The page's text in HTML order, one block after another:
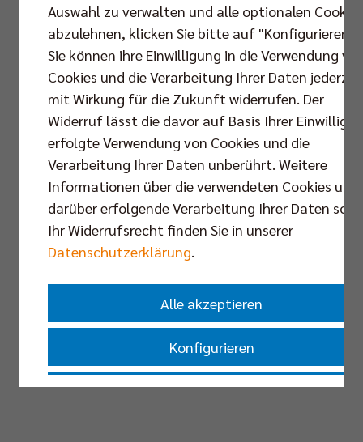
Auswahl zu verwalten und alle optionalen Cookies
abzulehnen, klicken Sie bitte auf "Konfigurieren".
Sie können ihre Einwilligung in die Verwendung
Cookies und die Verarbeitung Ihrer Daten
mit Wirkung für die Zukunft widerrufen. Der
Widerruf lässt die davor auf Basis Ihrer
erfolgte Verwendung von Cookies und die
Verarbeitung Ihrer Daten unberührt. Weitere
Informationen über die verwendeten Cookies und
darüber erfolgende Verarbeitung Ihrer Daten
Ihr Widerrufsrecht finden Sie in unserer
Datenschutzerklärung.
Alle akzeptieren
Konfigurieren
Nur essenzielle Cookies akzeptieren